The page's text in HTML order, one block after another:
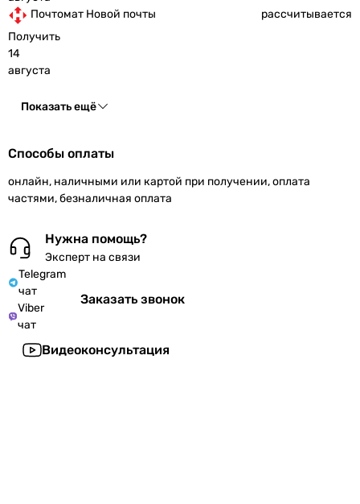
Почтомат Новой почты
рассчитывается
Получить
14
августа
Показать ещё
Способы оплаты
онлайн, наличными или картой при получении, оплата
частями, безналичная оплата
Нужна помощь?
Эксперт на связи
Telegram
чат
Viber
чат
Заказать звонок
Видеоконсультация